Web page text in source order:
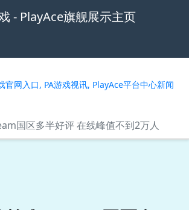
- PlayAce旗舰展示主页
官网入口, PA游戏视讯, PlayAce平台中心新闻
国区多半好评 在线峰值不到2万人